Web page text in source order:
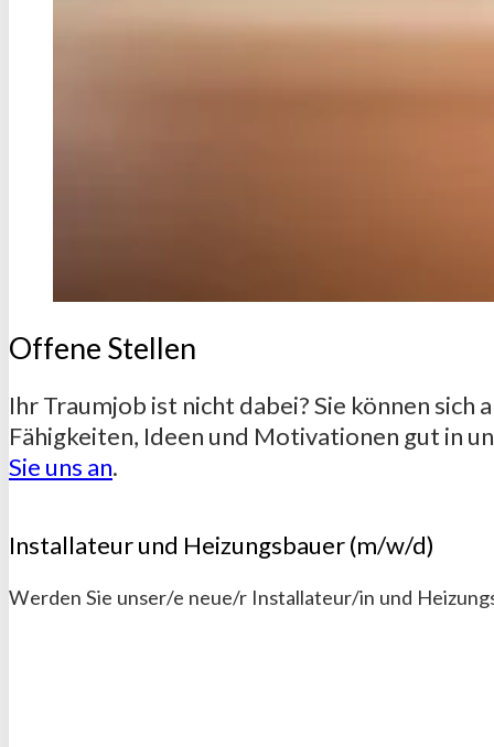
Offene Stellen
Ihr Traumjob ist nicht dabei? Sie können
Fähigkeiten, Ideen und Motivationen gut in
Sie uns an.
Installateur und Heizungsbauer (m/w/d)
Werden Sie unser/e neue/r Installateur/in und